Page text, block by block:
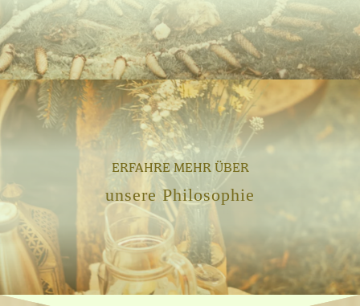
ERFAHRE MEHR ÜBER
unsere Philosophie